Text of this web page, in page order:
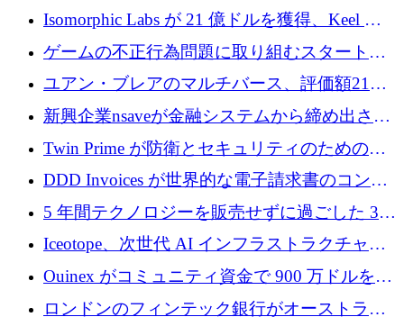
ためのインテリジェンス層を構築する
Isomorphic Labs が 21 億ドルを獲得、Keel の
ネオバンク後の軸、ポーランドのソフトウェ
ア進化
ゲームの不正行為問題に取り組むスタートア
ップを紹介する
ユアン・ブレアのマルチバース、評価額21億
ドルで7,000万ドルを調達
新興企業nsaveが金融システムから締め出され
たシリア人に国際銀行アクセスをもたらす
Twin Prime が防衛とセキュリティのためのフ
ロンティア AI モデルを構築するために 1,000
万ドルのプレシードを獲得
DDD Invoices が世界的な電子請求書のコンプ
ライアンスを簡素化するために 131 万ユーロ
を調達
5 年間テクノロジーを販売せずに過ごした 3D
プリンティングのスタートアップを紹介しま
Iceotope、次世代 AI インフラストラクチャの
冷却を促進するために 2,600 万ドルを調達
Ouinex がコミュニティ資金で 900 万ドルを達
成、トークン プラットフォームを開始
ロンドンのフィンテック銀行がオーストラリ